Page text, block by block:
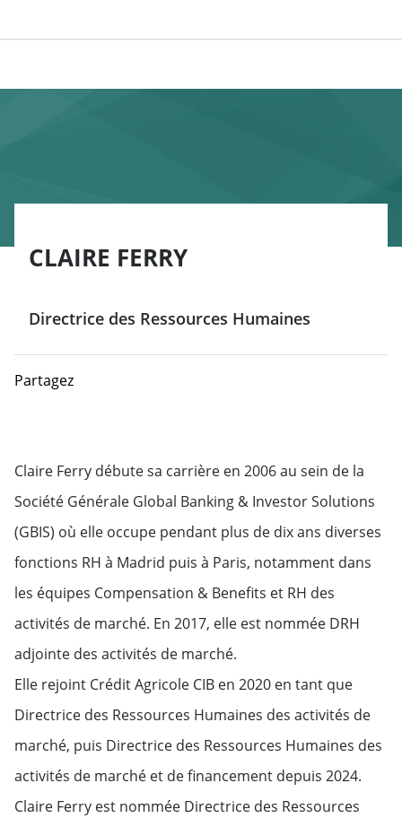
CLAIRE FERRY
Directrice des Ressources Humaines
Partagez
Claire Ferry débute sa carrière en 2006 au sein de la
Société Générale Global Banking & Investor Solutions
(GBIS) où elle occupe pendant plus de dix ans diverses
fonctions RH à Madrid puis à Paris, notamment dans
les équipes Compensation & Benefits et RH des
activités de marché. En 2017, elle est nommée DRH
adjointe des activités de marché.
Elle rejoint Crédit Agricole CIB en 2020 en tant que
Directrice des Ressources Humaines des activités de
marché, puis Directrice des Ressources Humaines des
activités de marché et de financement depuis 2024.
Claire Ferry est nommée Directrice des Ressources